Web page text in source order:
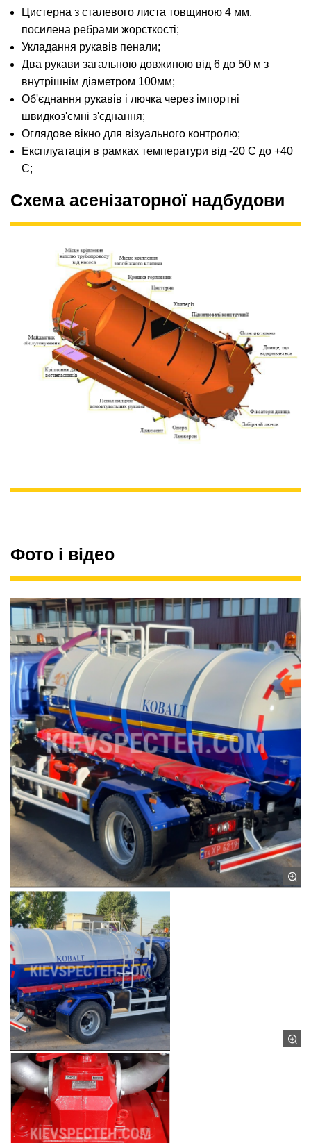
Цистерна з сталевого листа товщиною 4 мм,
посилена ребрами жорсткості;
Укладання рукавів пенали;
Два рукави загальною довжиною від 6 до 50 м з
внутрішнім діаметром 100мм;
Об'єднання рукавів і лючка через імпортні
швидкоз'ємні з'єднання;
Оглядове вікно для візуального контролю;
Експлуатація в рамках температури від -20 С до +40
С;
Схема асенізаторної надбудови
Фото і відео